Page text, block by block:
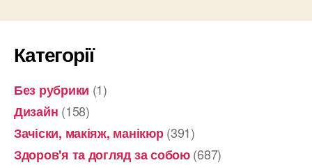
Категорії
Без рубрики (1)
Дизайн (158)
Зачіски, макіяж, манікюр(391)
Здоров'я та догляд за собою(687)